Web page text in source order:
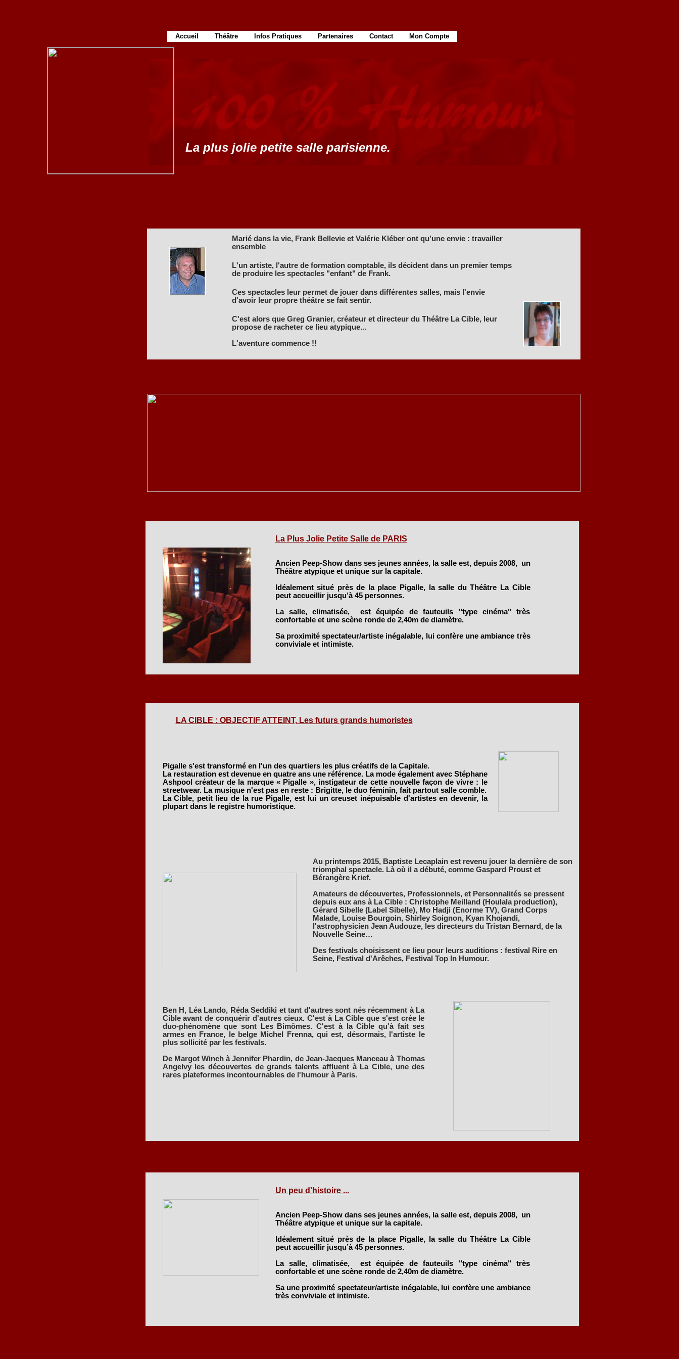
Marié dans la vie, Frank Bellevie et Valérie Kléber ont qu'une envie : travailler
ensemble
L'un artiste, l'autre de formation comptable, ils décident dans un premier temps
de produire les spectacles "enfant" de Frank.
Ces spectacles leur permet de jouer dans différentes salles, mais l'envie
d'avoir leur propre théâtre se fait sentir.
C'est alors que Greg Granier, créateur et directeur du Théâtre La Cible, leur
propose de racheter ce lieu atypique...
L'aventure commence !!
La plus jolie petite salle parisienne.
Accueil Théâtre Infos Pratiques Partenaires Contact Mon Compte
La Plus Jolie Petite Salle de PARIS
Ancien Peep-Show dans ses jeunes années, la salle est, depuis 2008, un
Théâtre atypique et unique sur la capitale.
Idéalement situé près de la place Pigalle, la salle du Théâtre La Cible
peut accueillir jusqu’à 45 personnes.
La salle, climatisée, est équipée de fauteuils "type cinéma" très
confortable et une scène ronde de 2,40m de diamètre.
Sa proximité spectateur/artiste inégalable, lui confère une ambiance très
conviviale et intimiste.
LA CIBLE : OBJECTIF ATTEINT, Les futurs grands humoristes
Pigalle s'est transformé en l'un des quartiers les plus créatifs de la Capitale.
La restauration est devenue en quatre ans une référence. La mode également avec Stéphane
Ashpool créateur de la marque « Pigalle », instigateur de cette nouvelle façon de vivre : le
streetwear. La musique n'est pas en reste : Brigitte, le duo féminin, fait partout salle comble.
La Cible, petit lieu de la rue Pigalle, est lui un creuset inépuisable d'artistes en devenir, la
plupart dans le registre humoristique.
Au printemps 2015, Baptiste Lecaplain est revenu jouer la dernière de son
triomphal spectacle. Là où il a débuté, comme Gaspard Proust et
Bérangère Krief.
Amateurs de découvertes, Professionnels, et Personnalités se pressent
depuis eux ans à La Cible : Christophe Meilland (Houlala production),
Gérard Sibelle (Label Sibelle), Mo Hadji (Enorme TV), Grand Corps
Malade, Louise Bourgoin, Shirley Soignon, Kyan Khojandi,
l'astrophysicien Jean Audouze, les directeurs du Tristan Bernard, de la
Nouvelle Seine…
Des festivals choisissent ce lieu pour leurs auditions : festival Rire en
Seine, Festival d'Arêches, Festival Top In Humour.
Ben H, Léa Lando, Réda Seddiki et tant d'autres sont nés récemment à La
Cible avant de conquérir d'autres cieux. C'est à La Cible que s'est crée le
duo-phénomène que sont Les Bimômes. C'est à la Cible qu'à fait ses
armes en France, le belge Michel Frenna, qui est, désormais, l'artiste le
plus sollicité par les festivals.
De Margot Winch à Jennifer Phardin, de Jean-Jacques Manceau à Thomas
Angelvy les découvertes de grands talents affluent à La Cible, une des
rares plateformes incontournables de l'humour à Paris.
Un peu d'histoire ...
Ancien Peep-Show dans ses jeunes années, la salle est, depuis 2008, un
Théâtre atypique et unique sur la capitale.
Idéalement situé près de la place Pigalle, la salle du Théâtre La Cible
peut accueillir jusqu’à 45 personnes.
La salle, climatisée, est équipée de fauteuils "type cinéma" très
confortable et une scène ronde de 2,40m de diamètre.
Sa une proximité spectateur/artiste inégalable, lui confère une ambiance
très conviviale et intimiste.